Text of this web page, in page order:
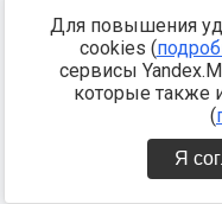
Для повышения
cookies (
сервисы
которые также
(
Я